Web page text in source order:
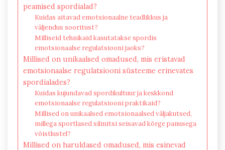
peamised spordialad?
Kuidas aitavad emotsionaalne teadlikkus ja
väljendus sooritust?
Milliseid tehnikaid kasutatakse spordis
emotsionaalse regulatsiooni jaoks?
Millised on unikaalsed omadused, mis eristavad
emotsionaalse regulatsiooni süsteeme erinevates
spordialades?
Kuidas kujundavad spordikultuur ja keskkond
emotsionaalse regulatsiooni praktikaid?
Millised on unikaalsed emotsionaalsed väljakutsed,
millega sportlased silmitsi seisavad kõrge panusega
võistlustel?
Millised on haruldased omadused, mis esinevad